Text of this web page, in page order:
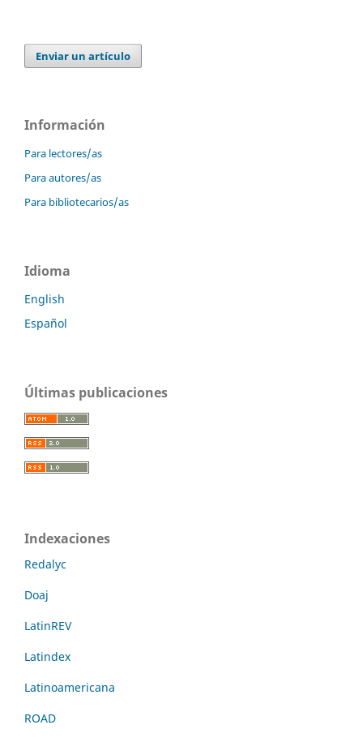
Enviar un artículo
Información
Para lectores/as
Para autores/as
Para bibliotecarios/as
Idioma
English
Español
Últimas publicaciones
Indexaciones
Redalyc
Doaj
LatinREV
Latindex
Latinoamericana
ROAD